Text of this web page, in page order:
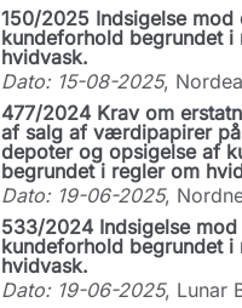
150/2025 Indsigelse mod
kundeforhold begrundet i
hvidvask.
Dato: 15-08-2025,
477/2024 Krav om
af salg af værdipapirer
depoter og opsigelse af
begrundet i regler om
Dato: 19-06-2025,
533/2024 Indsigelse
kundeforhold begrundet i
hvidvask.
Dato: 19-06-2025, Lunar